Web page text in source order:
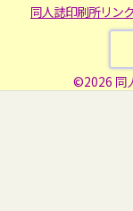
同人誌印刷所リン
©2026 同